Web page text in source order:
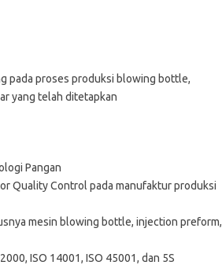
pada proses produksi blowing bottle,
yang telah ditetapkan
Pangan
Quality Control pada manufaktur produksi
mesin blowing bottle, injection preform,
ISO 14001, ISO 45001, dan 5S